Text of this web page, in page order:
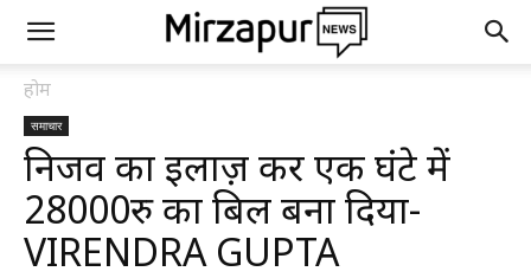
होम
समाचार
निर्जीव का इलाज़ कर एक घंटे में
28000रु का बिल बना दिया-
VIRENDRA GUPTA